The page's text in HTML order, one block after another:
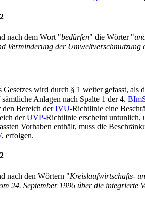
nach dem Wort "bedürfen" die Wörter "
Verminderung der Umweltverschmutzung
Gesetzes wird durch § 1 weiter gefasst,
sämtliche Anlagen nach Spalte 1 der 4.
den Bereich derIVU-Richtlinie eine
derUVP-Richtlinie erscheint untunlich,
Vorhaben enthält, muss die
, erfolgen.
nach den Wörtern "Kreislaufwirtschafts-
24. September 1996 über die